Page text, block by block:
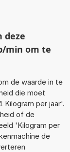
deze
min om te
de waarde in te
die moet
per jaar'.
of de
'Kilogram per
de